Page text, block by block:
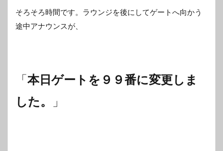
そろそろ時間です。ラウンジを後にしてゲートへ向かう
途中アナウンスが、
「 本日ゲートを９９番に変更しま
した。
」